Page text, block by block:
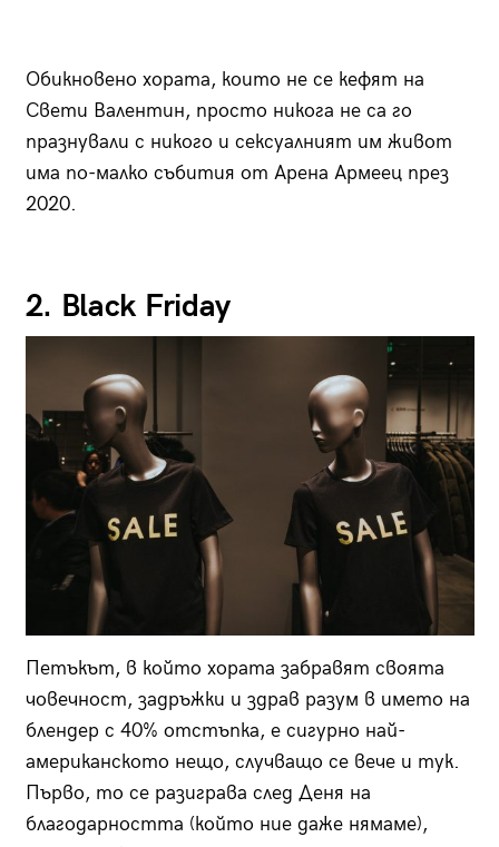
Обикновено хората, които не се кефят на
Свети Валентин, просто никога не са го
празнували с никого и сексуалният им живот
има по-малко събития от Арена Армеец през
2020.
2. Black Friday
Петъкът, в който хората забравят своята
човечност, задръжки и здрав разум в името на
блендер с 40% отстъпка, е сигурно най-
американското нещо, случващо се вече и тук.
Първо, то се разиграва след Деня на
благодарността (който ние даже нямаме),